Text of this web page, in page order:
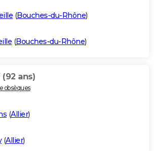
(Bouches-du-Rhône)
(Bouches-du-Rhône)
(92 ans)
obsèques
(Allier)
(Allier)